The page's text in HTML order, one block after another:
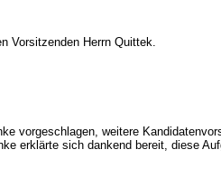
Vorsitzenden Herrn Quittek.
vorgeschlagen, weitere
erklärte sich dankend bereit, diese